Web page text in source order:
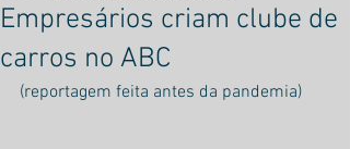
Empresários criam clube de
carros no ABC
(reportagem feita antes da pandemia)